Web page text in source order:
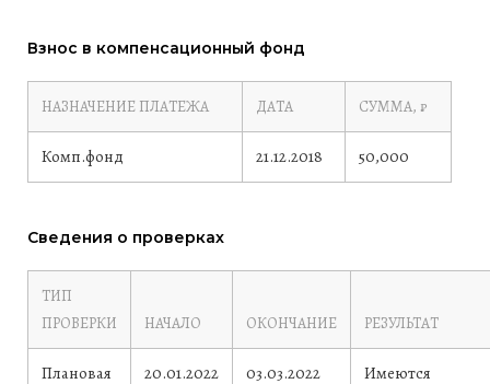
Взнос в компенсационный фонд
НАЗНАЧЕНИЕ ПЛАТЕЖА ДАТА СУММА, ₽
Комп.фонд 21.12.2018 50,000
Сведения о проверках
ТИП
ПРОВЕРКИ
НАЧАЛО ОКОНЧАНИЕ РЕЗУЛЬТАТ
Плановая 20.01.2022 03.03.2022
Имеются